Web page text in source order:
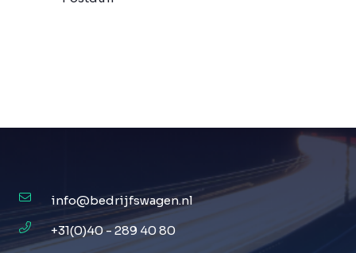
info@bedrijfswagen.nl
+31(0)40 - 289 40 80